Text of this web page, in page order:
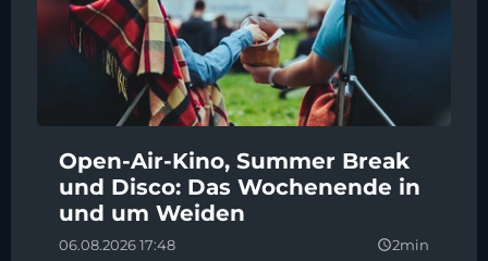
Open-Air-Kino, Summer Break
und Disco: Das Wochenende in
und um Weiden
06.08.2026 17:48 query_builder2min